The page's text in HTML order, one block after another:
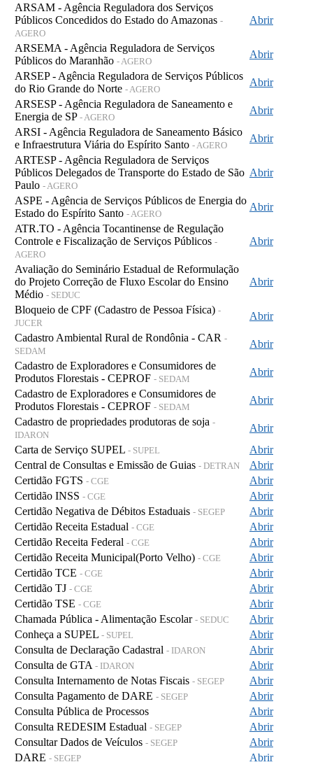
ARSAM - Agência Reguladora dos Serviços
Públicos Concedidos do Estado do Amazonas -
AGERO
Abrir
ARSEMA - Agência Reguladora de Serviços
Públicos do Maranhão - AGERO
Abrir
ARSEP - Agência Reguladora de Serviços Públicos
do Rio Grande do Norte - AGERO
Abrir
ARSESP - Agência Reguladora de Saneamento e
Energia de SP - AGERO
Abrir
ARSI - Agência Reguladora de Saneamento Básico
e Infraestrutura Viária do Espírito Santo - AGERO
Abrir
ARTESP - Agência Reguladora de Serviços
Públicos Delegados de Transporte do Estado de São
Paulo - AGERO
Abrir
ASPE - Agência de Serviços Públicos de Energia do
Estado do Espírito Santo - AGERO
Abrir
ATR.TO - Agência Tocantinense de Regulação
Controle e Fiscalização de Serviços Públicos -
AGERO
Abrir
Avaliação do Seminário Estadual de Reformulação
do Projeto Correção de Fluxo Escolar do Ensino
Médio - SEDUC
Abrir
Bloqueio de CPF (Cadastro de Pessoa Física) -
JUCER
Abrir
Cadastro Ambiental Rural de Rondônia - CAR -
SEDAM
Abrir
Cadastro de Exploradores e Consumidores de
Produtos Florestais - CEPROF - SEDAM
Abrir
Cadastro de Exploradores e Consumidores de
Produtos Florestais - CEPROF - SEDAM
Abrir
Cadastro de propriedades produtoras de soja -
IDARON
Abrir
Carta de Serviço SUPEL - SUPEL
Abrir
Central de Consultas e Emissão de Guias - DETRAN
Abrir
Certidão FGTS - CGE
Abrir
Certidão INSS - CGE
Abrir
Certidão Negativa de Débitos Estaduais - SEGEP
Abrir
Certidão Receita Estadual - CGE
Abrir
Certidão Receita Federal - CGE
Abrir
Certidão Receita Municipal(Porto Velho) - CGE
Abrir
Certidão TCE - CGE
Abrir
Certidão TJ - CGE
Abrir
Certidão TSE - CGE
Abrir
Chamada Pública - Alimentação Escolar - SEDUC
Abrir
Conheça a SUPEL - SUPEL
Abrir
Consulta de Declaração Cadastral - IDARON
Abrir
Consulta de GTA - IDARON
Abrir
Consulta Internamento de Notas Fiscais - SEGEP
Abrir
Consulta Pagamento de DARE - SEGEP
Abrir
Consulta Pública de Processos
Abrir
Consulta REDESIM Estadual - SEGEP
Abrir
Consultar Dados de Veículos - SEGEP
Abrir
DARE - SEGEP
Abrir